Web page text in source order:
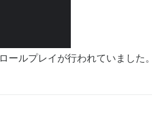
ルプレイが行われていました。